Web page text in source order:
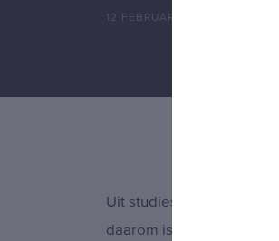
12 FEBRUARI 2019
Uit studies blijkt dat 70
daarom is een tijdige